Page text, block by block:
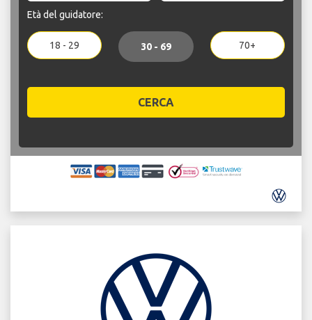
Età del guidatore:
18 - 29 30 - 69 70+
CERCA